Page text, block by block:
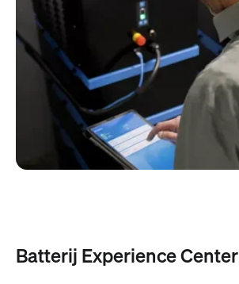
Batterij Experience Center